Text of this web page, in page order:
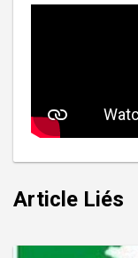
Article Liés